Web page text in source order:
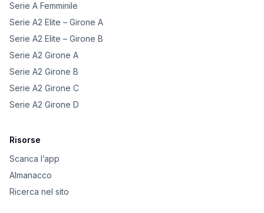
Serie A Femminile
Serie A2 Elite – Girone A
Serie A2 Elite – Girone B
Serie A2 Girone A
Serie A2 Girone B
Serie A2 Girone C
Serie A2 Girone D
Risorse
Scarica l’app
Almanacco
Ricerca nel sito